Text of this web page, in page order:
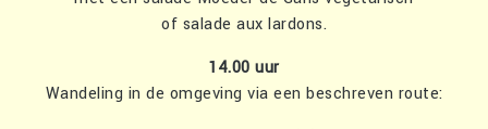
of salade aux lardons.
14.00 uur
Wandeling in de omgeving via een beschreven route: